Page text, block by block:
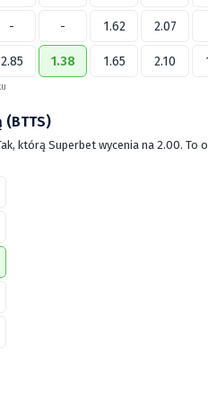
- - 1.62 2.07
2.85 1.38 1.65 2.10
którą Superbet wycenia na 2.00.